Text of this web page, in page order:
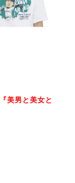
美男と美女と